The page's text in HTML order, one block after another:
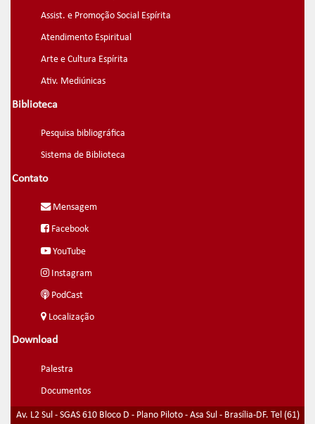
Assist. e Promoção Social Espírita
Atendimento Espiritual
Arte e Cultura Espírita
Ativ. Mediúnicas
Biblioteca
Pesquisa bibliográfica
Sistema de Biblioteca
Contato
Mensagem
Facebook
YouTube
Instagram
PodCast
Localização
Download
Palestra
Documentos
Av. L2 Sul - SGAS 610 Bloco D - Plano Piloto - Asa Sul - Brasília-DF. Tel (61)